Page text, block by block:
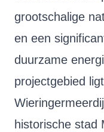
grootschalige
en een
duurzame
projectgebied
historische stad